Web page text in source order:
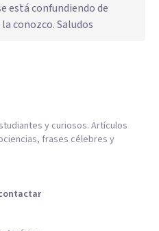
está confundiendo de
conozco. Saludos
y curiosos. Artículos
frases célebres y